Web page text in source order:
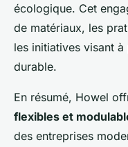
écologique. Cet
de matériaux, les
les initiatives visant
durable.
En résumé, Howel
flexibles et
des entreprises